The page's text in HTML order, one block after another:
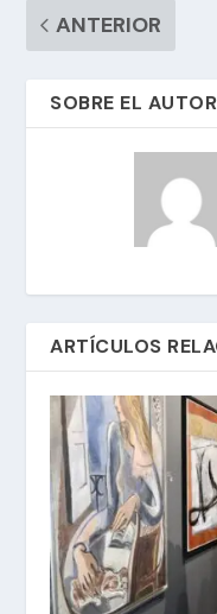
ANTERIOR
SOBRE EL AUTOR
ARTÍCULOS